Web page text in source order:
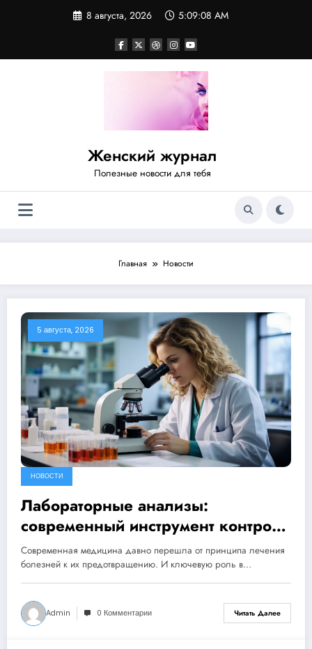
8 августа, 2026 5:09:09 AM
Женский журнал
Полезные новости для тебя
Главная Новости
5 августа, 2026
НОВОСТИ
Лабораторные анализы:
современный инструмент контроля
здоровья и профилактики
заболеваний
Современная медицина давно перешла от принципа лечения
болезней к их предотвращению. И ключевую роль в…
Admin 0 Комментарии Читать Далее